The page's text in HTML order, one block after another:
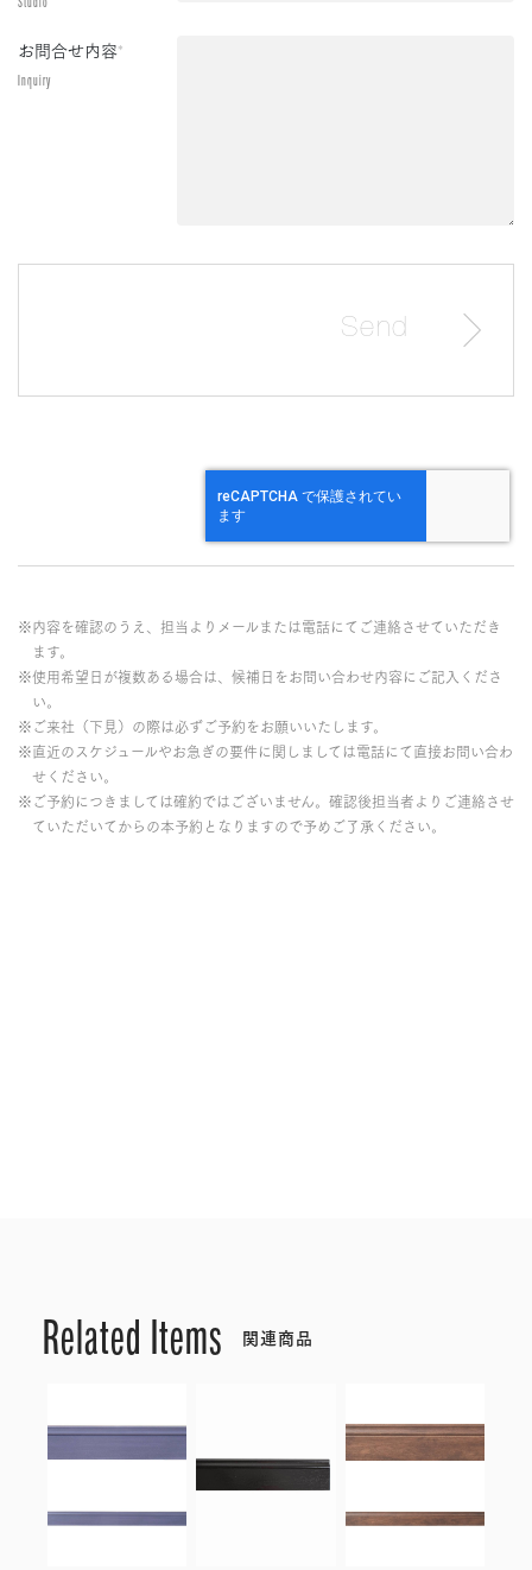
お問合せ内容*
Inquiry
※内容を確認のうえ、担当よりメールまたは電話にてご連絡させていただき
ます。
※使用希望日が複数ある場合は、候補日をお問い合わせ内容にご記入くださ
い。
※ご来社（下見）の際は必ずご予約をお願いいたします。
※直近のスケジュールやお急ぎの要件に関しましては電話にて直接お問い合わ
せください。
※ご予約につきましては確約ではございません。確認後担当者よりご連絡させ
ていただいてからの本予約となりますので予めご了承ください。
Related Items 関連商品